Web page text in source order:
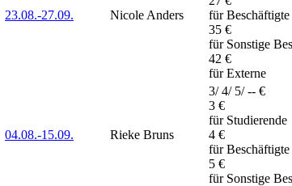
23.08.-27.09. Nicole Anders
für
35 €
für Sonstige
42 €
für Externe
04.08.-15.09. Rieke Bruns
3/ 4/ 5/ -- €
3 €
für Studierende
4 €
für
5 €
für Sonstige